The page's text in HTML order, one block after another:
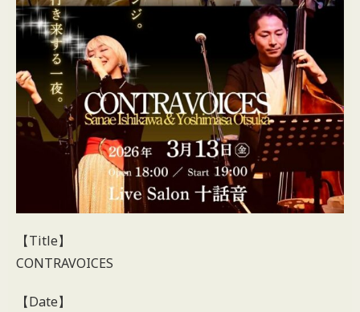
【Title】
CONTRAVOICES
【Date】